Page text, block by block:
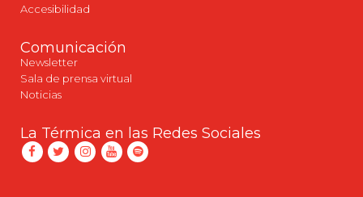
Accesibilidad
Comunicación
Newsletter
Sala de prensa virtual
Noticias
La Térmica en las Redes Sociales